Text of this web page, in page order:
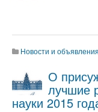
Новости и объявления
О
лучшие
науки 2015